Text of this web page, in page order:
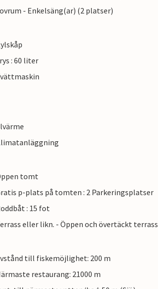
- Enkelsäng(ar) (2 platser)
: 60 liter
tomt
p-plats på tomten : 2 Parkeringsplatser
: 15 fot
eller likn. - Öppen och övertäckt terrass
till fiskemöjlighet: 200 m
restaurang: 21000 m